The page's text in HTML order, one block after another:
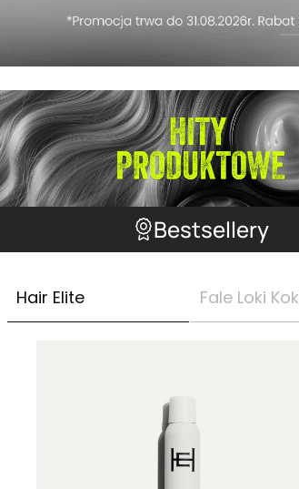
Bestsellery
Hair Elite Fale Loki